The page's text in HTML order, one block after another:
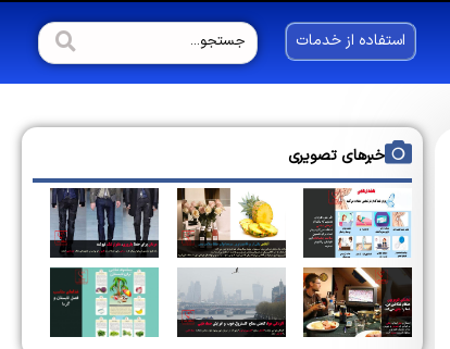
استفاده از خدمات
خبرهای تصویری